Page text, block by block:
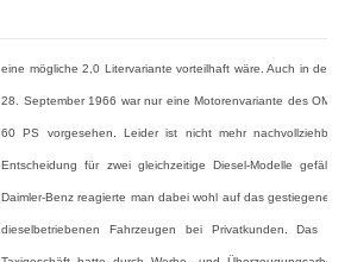
eine mögliche 2,0 Litervariante vorteilhaft wäre. Auch in der
28. September 1966 war nur eine Motorenvariante des OM
60 PS vorgesehen. Leider ist nicht mehr nachvollziehbar,
Entscheidung für zwei gleichzeitige Diesel-Modelle gefällt
Daimler-Benz reagierte man dabei wohl auf das gestiegene
dieselbetriebenen Fahrzeugen bei Privatkunden. Das gut